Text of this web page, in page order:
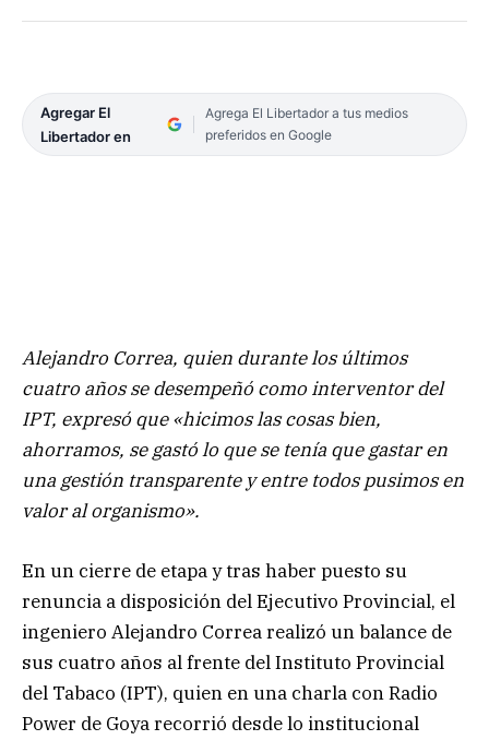
Agregar El
Libertador en
Agrega El Libertador a tus medios
preferidos en Google
Alejandro Correa, quien durante los últimos
cuatro años se desempeñó como interventor del
IPT, expresó que «hicimos las cosas bien,
ahorramos, se gastó lo que se tenía que gastar en
una gestión transparente y entre todos pusimos en
valor al organismo».
En un cierre de etapa y tras haber puesto su
renuncia a disposición del Ejecutivo Provincial, el
ingeniero Alejandro Correa realizó un balance de
sus cuatro años al frente del Instituto Provincial
del Tabaco (IPT), quien en una charla con Radio
Power de Goya recorrió desde lo institucional